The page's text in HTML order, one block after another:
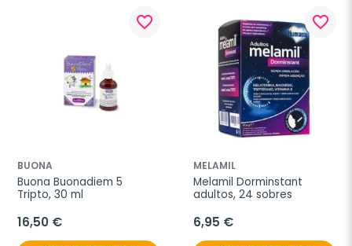
favorite_border
BUONA
Buona Buonadiem 5
Tripto, 30 ml
16,50 €
favorite_border
MELAMIL
Melamil Dorminstant
adultos, 24 sobres
6,95 €